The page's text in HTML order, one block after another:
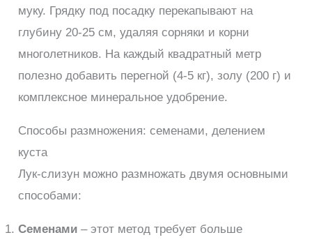
муку. Грядку под посадку перекапывают на
глубину 20-25 см, удаляя сорняки и корни
многолетников. На каждый квадратный метр
полезно добавить перегной (4-5 кг), золу (200 г) и
комплексное минеральное удобрение.
Способы размножения: семенами, делением
куста
Лук-слизун можно размножать двумя основными
способами:
Семенами – этот метод требует больше